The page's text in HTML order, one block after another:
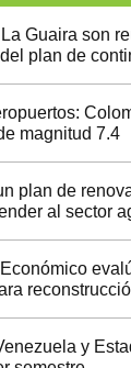
Guaira son
plan de
magnitud 7.4
plan de
al sector
y